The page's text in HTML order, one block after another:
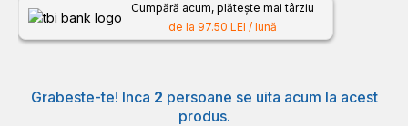
Cumpără acum, plătește mai târziu
de la 97.50 LEI / lună
Grabeste-te! Inca 2 persoane se uita acum la acest
produs.